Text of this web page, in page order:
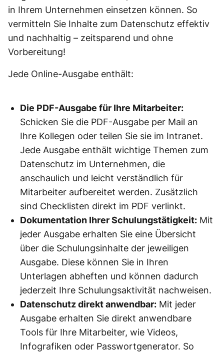
in Ihrem Unternehmen einsetzen können. So
vermitteln Sie Inhalte zum Datenschutz effektiv
und nachhaltig – zeitsparend und ohne
Vorbereitung!
Jede Online-Ausgabe enthält:
Die PDF-Ausgabe für Ihre Mitarbeiter:
Schicken Sie die PDF-Ausgabe per Mail an
Ihre Kollegen oder teilen Sie sie im Intranet.
Jede Ausgabe enthält wichtige Themen zum
Datenschutz im Unternehmen, die
anschaulich und leicht verständlich für
Mitarbeiter aufbereitet werden. Zusätzlich
sind Checklisten direkt im PDF verlinkt.
Dokumentation Ihrer Schulungstätigkeit: Mit
jeder Ausgabe erhalten Sie eine Übersicht
über die Schulungsinhalte der jeweiligen
Ausgabe. Diese können Sie in Ihren
Unterlagen abheften und können dadurch
jederzeit Ihre Schulungsaktivität nachweisen.
Datenschutz direkt anwendbar: Mit jeder
Ausgabe erhalten Sie direkt anwendbare
Tools für Ihre Mitarbeiter, wie Videos,
Infografiken oder Passwortgenerator. So